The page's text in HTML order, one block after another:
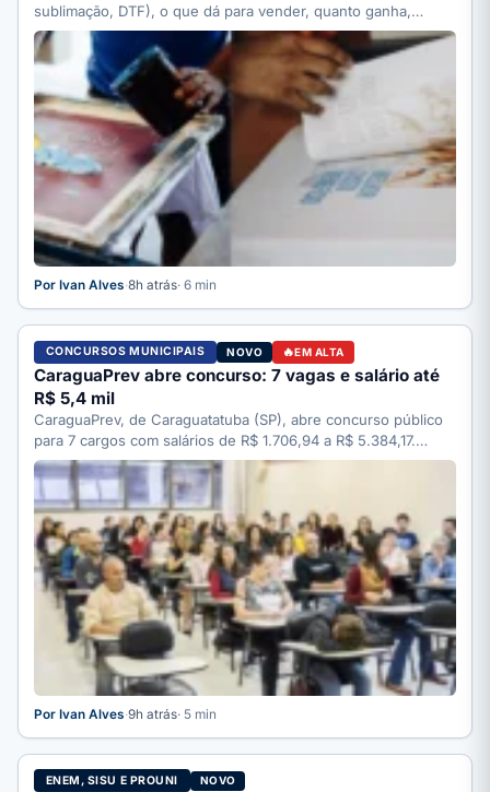
sublimação, DTF), o que dá para vender, quanto ganha,
quanto…
Por Ivan Alves·8h atrás· 6 min
CONCURSOS MUNICIPAIS NOVO EM ALTA
CaraguaPrev abre concurso: 7 vagas e salário até
R$ 5,4 mil
CaraguaPrev, de Caraguatatuba (SP), abre concurso público
para 7 cargos com salários de R$ 1.706,94 a R$ 5.384,17.…
Por Ivan Alves·9h atrás· 5 min
ENEM, SISU E PROUNI NOVO